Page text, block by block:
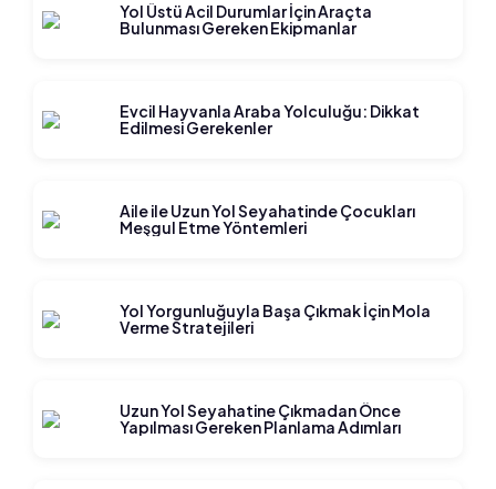
Yol Üstü Acil Durumlar İçin Araçta
Bulunması Gereken Ekipmanlar
Evcil Hayvanla Araba Yolculuğu: Dikkat
Edilmesi Gerekenler
Aile ile Uzun Yol Seyahatinde Çocukları
Meşgul Etme Yöntemleri
Yol Yorgunluğuyla Başa Çıkmak İçin Mola
Verme Stratejileri
Uzun Yol Seyahatine Çıkmadan Önce
Yapılması Gereken Planlama Adımları